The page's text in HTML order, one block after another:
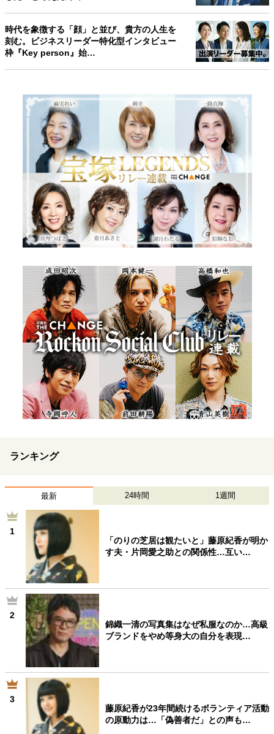
時代を象徴する「顔」と並び、貴方の人生を
刻む。ビジネスリーダー特化型インタビュー
枠『Key person』始…
ランキング
最新 24時間 1週間
1
「のりの芝居は観たいと」藤原紀香が明か
す夫・片岡愛之助との関係性…互い…
2
錦織一清の写真集はなぜ私服なのか…高級
ブランドをやめ等身大の自分を表現…
3
藤原紀香が23年間続けるボランティア活動
の原動力は…「偽善者だ」との声も…